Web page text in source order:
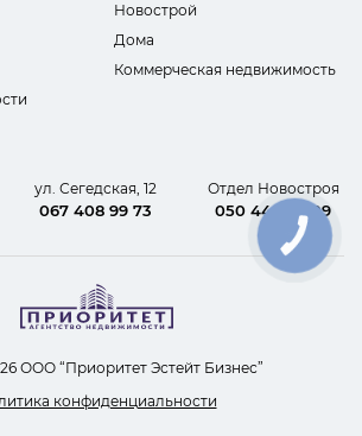
Новострой
Дома
Коммерческая недвижимость
ул. Сегедская, 12
067 408 99 73
Отдел Новостроя
050 440 62 09
ООО “Приоритет Эстейт Бизнес”
конфиденциальности
КНОПКА
СВЯЗИ